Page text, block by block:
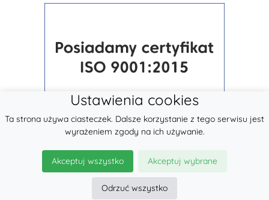
Ustawienia cookies
Ta strona używa ciasteczek. Dalsze korzystanie z tego serwisu jest
wyrażeniem zgody na ich używanie.
Akceptuj wszystko Akceptuj wybrane
Odrzuć wszystko